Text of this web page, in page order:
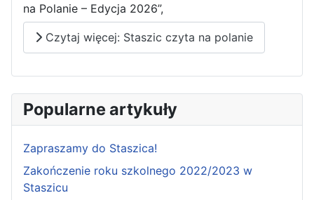
na Polanie – Edycja 2026”,
Czytaj więcej: Staszic czyta na polanie
Popularne artykuły
Zapraszamy do Staszica!
Zakończenie roku szkolnego 2022/2023 w
Staszicu